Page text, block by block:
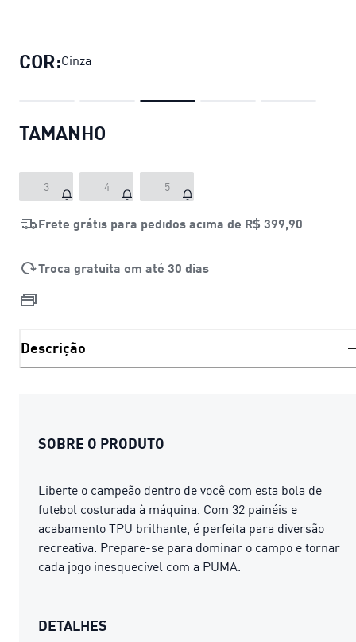
COR:Cinza
TAMANHO
3 4 5
Frete grátis para pedidos acima de R$ 399,90
Troca gratuita em até 30 dias
Descrição
SOBRE O PRODUTO
Liberte o campeão dentro de você com esta bola de
futebol costurada à máquina. Com 32 painéis e
acabamento TPU brilhante, é perfeita para diversão
recreativa. Prepare-se para dominar o campo e tornar
cada jogo inesquecível com a PUMA.
DETALHES